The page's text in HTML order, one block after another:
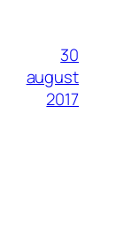
30
august
2017